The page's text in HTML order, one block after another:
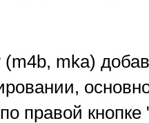
(m4b, mka)
правой